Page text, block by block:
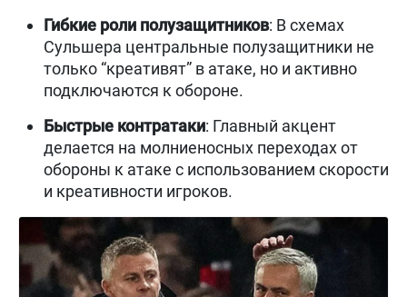
Гибкие роли полузащитников: В схемах
Сульшера центральные полузащитники не
только “креативят” в атаке, но и активно
подключаются к обороне.
Быстрые контратаки: Главный акцент
делается на молниеносных переходах от
обороны к атаке с использованием скорости
и креативности игроков.